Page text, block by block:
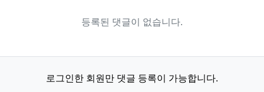
등록된 댓글이 없습니다.
로그인한 회원만 댓글 등록이 가능합니다.